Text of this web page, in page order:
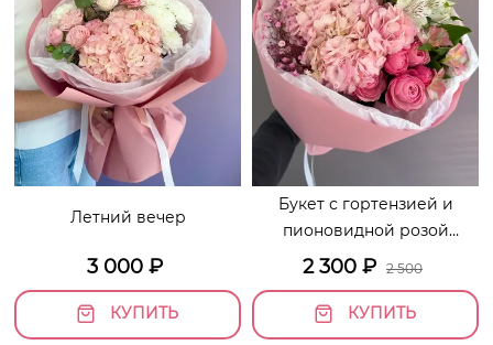
Летний вечер
3 000 ₽
КУПИТЬ
Букет с гортензией и
пионовидной розой
«Жизель»
2 300 ₽ 2 500
КУПИТЬ